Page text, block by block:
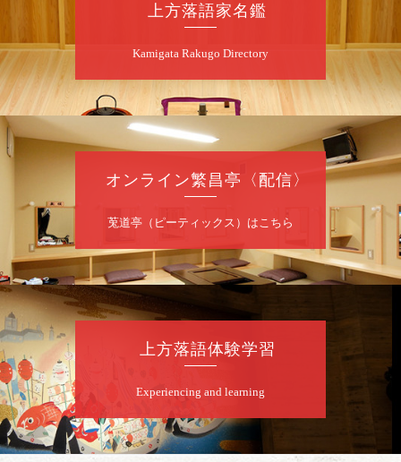
僧」／桂三実「ワンワン」／桂慶枝「せんた
開演：午前10時（9時30分開場）1F全席指
定 2F全席自由
前売2,000円 当日2,500円 25歳以下前売・
当日共1,000円
お問合せ：落語ファクトリー 0120-874-315
8月 9 日（日）
昼席：番組案内
桂二豆／露の瑞／桂きん太郎／いわみせいじ
（似顔絵）／桂三扇／桂文太～仲入～笑福亭
笑利／笑福亭仁福／幸助福助（漫才）／桂春
若
8月9日（日）
らららのらくご会④
桂雀太「まんじゅうこわい」／桂三度「青
上方落語家名鑑
Kamigata Rakugo Directory
オンライン繁昌亭〈配信〉
莵道亭（ピーティックス）はこちら
上方落語体験学習
Experiencing and learning